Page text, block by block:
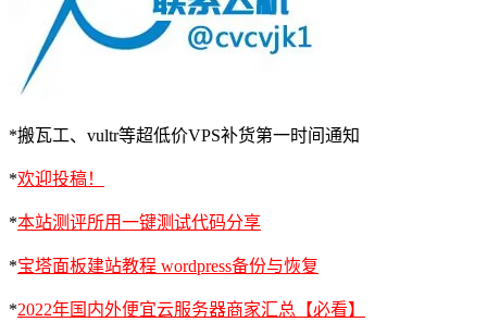
*搬瓦工、vultr等超低价VPS补货第一时间通知
*欢迎投稿！
*本站测评所用一键测试代码分享
*宝塔面板建站教程 wordpress备份与恢复
*2022年国内外便宜云服务器商家汇总【必看】